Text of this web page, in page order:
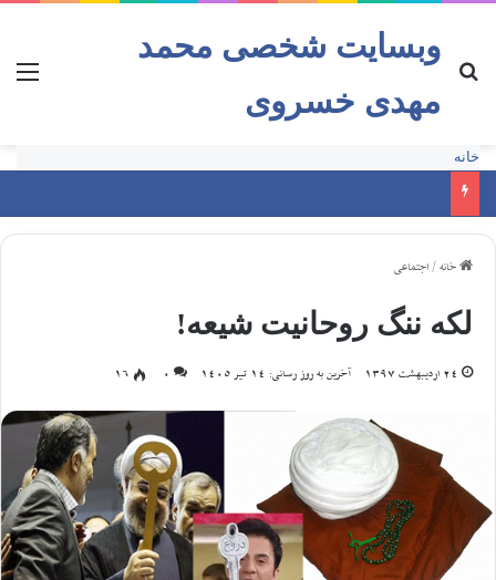
وبسایت شخصی محمد
مهدی خسروی
خانه
خانه / اجتماعی
لکه ننگ روحانیت شیعه!
24 اردیبهشت 1397 آخرین به روز رسانی: 14 تیر 1405 0
16